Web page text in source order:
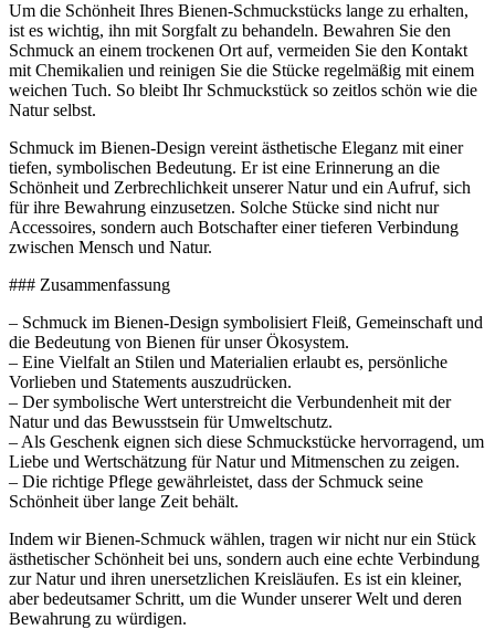
Um die Schönheit Ihres Bienen-Schmuckstücks lange zu erhalten,
ist es wichtig, ihn mit Sorgfalt zu behandeln. Bewahren Sie den
Schmuck an einem trockenen Ort auf, vermeiden Sie den Kontakt
mit Chemikalien und reinigen Sie die Stücke regelmäßig mit einem
weichen Tuch. So bleibt Ihr Schmuckstück so zeitlos schön wie die
Natur selbst.
Schmuck im Bienen-Design vereint ästhetische Eleganz mit einer
tiefen, symbolischen Bedeutung. Er ist eine Erinnerung an die
Schönheit und Zerbrechlichkeit unserer Natur und ein Aufruf, sich
für ihre Bewahrung einzusetzen. Solche Stücke sind nicht nur
Accessoires, sondern auch Botschafter einer tieferen Verbindung
zwischen Mensch und Natur.
### Zusammenfassung
– Schmuck im Bienen-Design symbolisiert Fleiß, Gemeinschaft und
die Bedeutung von Bienen für unser Ökosystem.
– Eine Vielfalt an Stilen und Materialien erlaubt es, persönliche
Vorlieben und Statements auszudrücken.
– Der symbolische Wert unterstreicht die Verbundenheit mit der
Natur und das Bewusstsein für Umweltschutz.
– Als Geschenk eignen sich diese Schmuckstücke hervorragend, um
Liebe und Wertschätzung für Natur und Mitmenschen zu zeigen.
– Die richtige Pflege gewährleistet, dass der Schmuck seine
Schönheit über lange Zeit behält.
Indem wir Bienen-Schmuck wählen, tragen wir nicht nur ein Stück
ästhetischer Schönheit bei uns, sondern auch eine echte Verbindung
zur Natur und ihren unersetzlichen Kreisläufen. Es ist ein kleiner,
aber bedeutsamer Schritt, um die Wunder unserer Welt und deren
Bewahrung zu würdigen.